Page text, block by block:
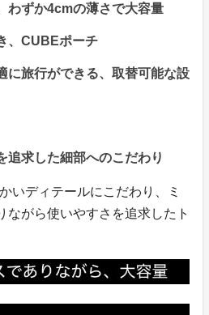
ずか4cmの薄さで大容量
CUBEポーチ
旅行ができる、取替可能な設
求した細部へのこだわり
いディテールにこだわり、ミ
ながら使いやすさを追求したト